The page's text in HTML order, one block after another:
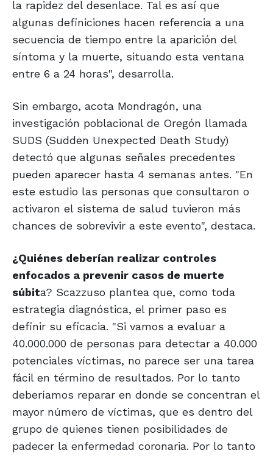
la rapidez del desenlace. Tal es así que
algunas definiciones hacen referencia a una
secuencia de tiempo entre la aparición del
síntoma y la muerte, situando esta ventana
entre 6 a 24 horas", desarrolla.
Sin embargo, acota Mondragón, una
investigación poblacional de Oregón llamada
SUDS (Sudden Unexpected Death Study)
detectó que algunas señales precedentes
pueden aparecer hasta 4 semanas antes. "En
este estudio las personas que consultaron o
activaron el sistema de salud tuvieron más
chances de sobrevivir a este evento", destaca.
¿Quiénes deberían realizar controles
enfocados a prevenir casos de muerte
súbita? Scazzuso plantea que, como toda
estrategia diagnóstica, el primer paso es
definir su eficacia. "Si vamos a evaluar a
40.000.000 de personas para detectar a 40.000
potenciales víctimas, no parece ser una tarea
fácil en término de resultados. Por lo tanto
deberíamos reparar en donde se concentran el
mayor número de víctimas, que es dentro del
grupo de quienes tienen posibilidades de
padecer la enfermedad coronaria. Por lo tanto